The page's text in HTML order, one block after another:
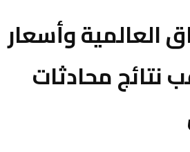
العالمية وأسعار
نتائج محادثات